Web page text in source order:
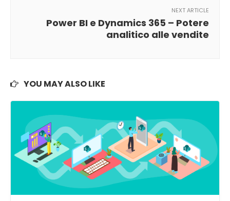
NEXT ARTICLE
Power BI e Dynamics 365 – Potere
analitico alle vendite
YOU MAY ALSO LIKE